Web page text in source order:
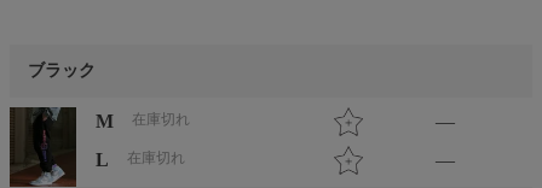
ブラック
M 在庫切れ
—
L
在庫切れ —